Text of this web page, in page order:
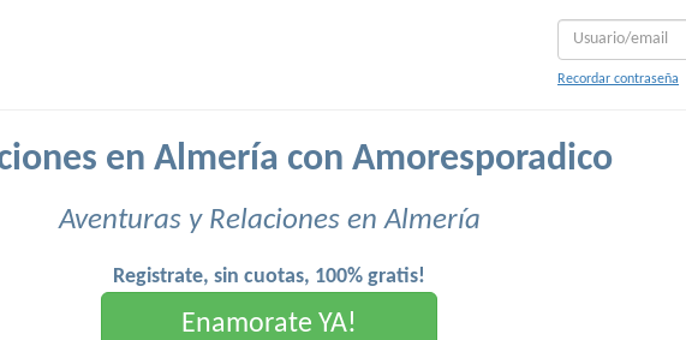
Recordar contraseña
en Almería con Amoresporadico
Aventuras y Relaciones en Almería
Registrate, sin cuotas, 100% gratis!
Enamorate YA!